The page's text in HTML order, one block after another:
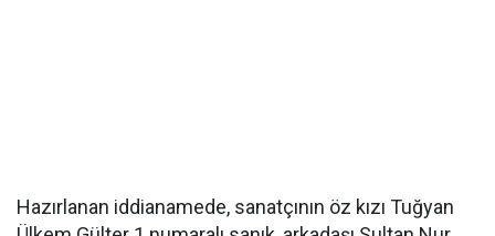
Hazırlanan iddianamede, sanatçının öz kızı Tuğyan